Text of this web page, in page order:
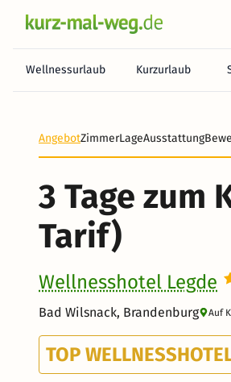
Wellnessurlaub Kurzurlaub
Heute noch keine Zahlung
AngebotZimmerLageAusstattung
3 Tage zum
Tarif)
Wellnesshotel Legde
Bad Wilsnack, Brandenburg Auf
TOP